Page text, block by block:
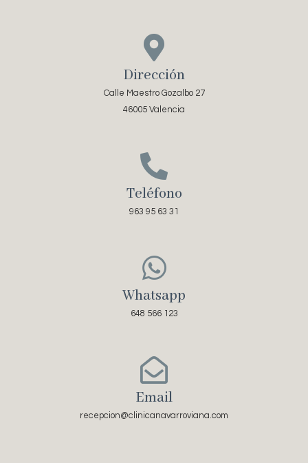
Dirección
Calle Maestro Gozalbo 27
46005 Valencia
Teléfono
963 95 63 31
Whatsapp
648 566 123
Email
recepcion@clinicanavarroviana.com